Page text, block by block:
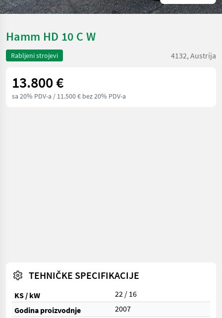
Hamm HD 10 C W
Rabljeni strojevi 4132, Austrija
13.800 €
sa 20% PDV-a / 11.500 € bez 20% PDV-a
TEHNIČKE SPECIFIKACIJE
KS / kW
22 / 16
Godina proizvodnje
2007